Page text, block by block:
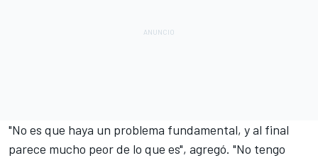
"No es que haya un problema fundamental, y al final
parece mucho peor de lo que es", agregó. "No tengo